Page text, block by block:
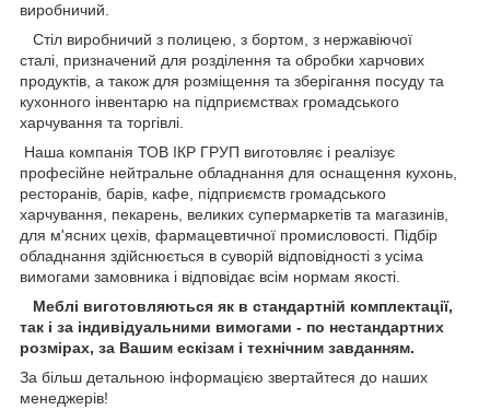
виробничий.
Стіл виробничий з полицею, з бортом, з нержавіючої
сталі, призначений для розділення та обробки харчових
продуктів, а також для розміщення та зберігання посуду та
кухонного інвентарю на підприємствах громадського
харчування та торгівлі.
Наша компанія ТОВ ІКР ГРУП виготовляє і реалізує
професійне нейтральне обладнання для оснащення кухонь,
ресторанів, барів, кафе, підприємств громадського
харчування, пекарень, великих супермаркетів та магазинів,
для м'ясних цехів, фармацевтичної промисловості. Підбір
обладнання здійснюється в суворій відповідності з усіма
вимогами замовника і відповідає всім нормам якості.
Меблі виготовляються як в стандартній комплектації,
так і за індивідуальними вимогами - по нестандартних
розмірах, за Вашим ескізам і технічним завданням.
За більш детальною інформацією звертайтеся до наших
менеджерів!